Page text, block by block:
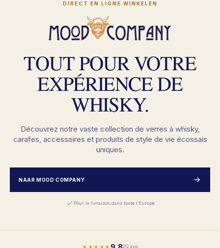
DIRECT EN LIGNE WINKELEN
TOUT POUR VOTRE
EXPÉRIENCE DE
WHISKY.
Découvrez notre vaste collection de verres à whisky,
carafes, accessoires et produits de style de vie écossais
uniques.
NAAR MOOD COMPANY
Pour la livraison dans toute l'Europe
★★★★★ 312 avis